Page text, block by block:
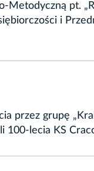
Metodyczną pt.
i
przez grupę
100-lecia KS